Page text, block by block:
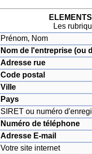
Les
Prénom, Nom
Nom de l'entreprise (ou
Adresse rue
Code postal
Ville
Pays
SIRET ou numéro
Numéro de téléphone
Adresse E-mail
Votre site internet